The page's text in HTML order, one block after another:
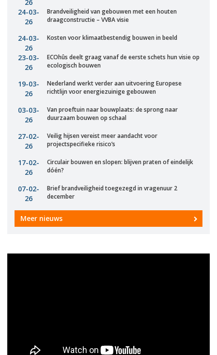
26
24-03-
26
Brandveiligheid van gebouwen met een houten
draagconstructie – VVBA visie
24-03-
26
Kosten voor klimaatbestendig bouwen in beeld
23-03-
26
ECOhûs deelt graag vanaf de eerste schets hun visie op
ecologisch bouwen
19-03-
26
Nederland werkt verder aan uitvoering Europese
richtlijn voor energiezuinige gebouwen
03-03-
26
Van proeftuin naar bouwplaats: de sprong naar
duurzaam bouwen op schaal
27-02-
26
Veilig hijsen vereist meer aandacht voor
projectspecifieke risico’s
17-02-
26
Circulair bouwen en slopen: blijven praten of eindelijk
dóén?
07-02-
26
Brief brandveiligheid toegezegd in vragenuur 2
december
Meer nieuws